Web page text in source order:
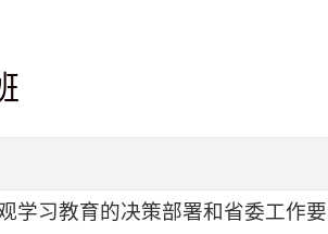
学习教育的决策部署和省委工作